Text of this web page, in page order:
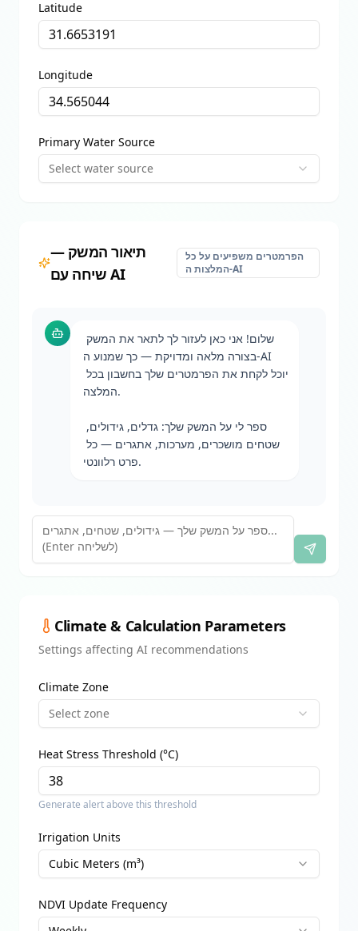
Latitude
Longitude
Primary Water Source
Select water source
תיאור המשק —
שיחה עם AI
הפרמטרים משפיעים על כל
המלצות ה-AI
בצורה מלאה ומדויקת — כך שמנוע ה-AI
המלצה.
פרט רלוונטי.
Climate & Calculation Parameters
Settings affecting AI recommendations
Climate Zone
Select zone
Heat Stress Threshold (°C)
Generate alert above this threshold
Irrigation Units
Cubic Meters (m³)
NDVI Update Frequency